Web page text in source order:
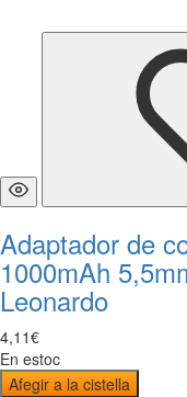
Adaptador de
1000mAh
Leonardo
4,11€
En estoc
Afegir a la cistella